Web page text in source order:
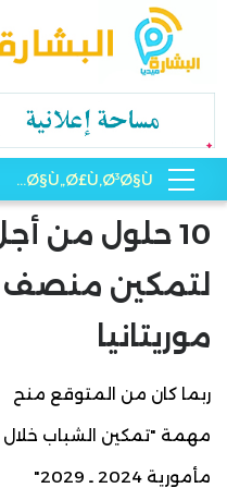
10 حلول من
لتمكين
موريتانيا
ربما كان من المتوقع منح
مهمة "تمكين الشباب خلال
مأمورية 2024 ـ 2029"